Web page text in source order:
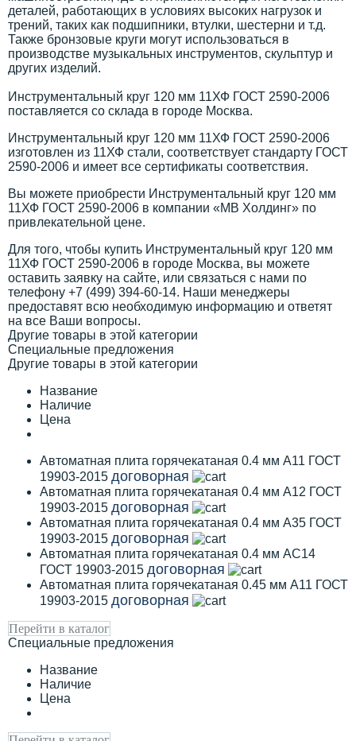
деталей, работающих в условиях высоких нагрузок и
трений, таких как подшипники, втулки, шестерни и т.д.
Также бронзовые круги могут использоваться в
производстве музыкальных инструментов, скульптур и
других изделий.
Инструментальный круг 120 мм 11ХФ ГОСТ 2590-2006
поставляется со склада в городе Москва.
Инструментальный круг 120 мм 11ХФ ГОСТ 2590-2006
изготовлен из 11ХФ стали, соответствует стандарту ГОСТ
2590-2006 и имеет все сертификаты соответствия.
Вы можете приобрести Инструментальный круг 120 мм
11ХФ ГОСТ 2590-2006 в компании «МВ Холдинг» по
привлекательной цене.
Для того, чтобы купить Инструментальный круг 120 мм
11ХФ ГОСТ 2590-2006 в городе Москва, вы можете
оставить заявку на сайте, или связаться с нами по
телефону +7 (499) 394-60-14. Наши менеджеры
предоставят всю необходимую информацию и ответят
на все Ваши вопросы.
Другие товары в этой категории
Специальные предложения
Другие товары в этой категории
Название
Наличие
Цена
Автоматная плита горячекатаная 0.4 мм А11 ГОСТ
19903-2015 договорная
Автоматная плита горячекатаная 0.4 мм А12 ГОСТ
19903-2015 договорная
Автоматная плита горячекатаная 0.4 мм А35 ГОСТ
19903-2015 договорная
Автоматная плита горячекатаная 0.4 мм АС14
ГОСТ 19903-2015 договорная
Автоматная плита горячекатаная 0.45 мм А11 ГОСТ
19903-2015 договорная
Перейти в каталог
Специальные предложения
Название
Наличие
Цена